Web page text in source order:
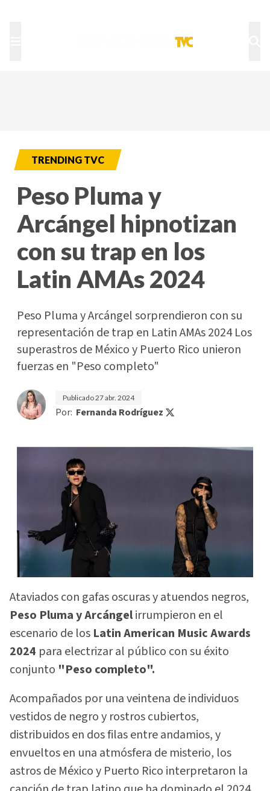
TRENDING TVC
Peso Pluma y
Arcángel hipnotizan
con su trap en los
Latin AMAs 2024
Peso Pluma y Arcángel sorprendieron con su
representación de trap en Latin AMAs 2024 Los
superastros de México y Puerto Rico unieron
fuerzas en "Peso completo"
Publicado27 abr. 2024
Por: Fernanda Rodríguez
Ataviados con gafas oscuras y atuendos negros,
Peso Pluma y Arcángelirrumpieron en el
escenario de los Latin American Music Awards
2024 para electrizar al público con su éxito
conjunto "Peso completo".
Acompañados por una veintena de individuos
vestidos de negro y rostros cubiertos,
distribuidos en dos filas entre andamios, y
envueltos en una atmósfera de misterio, los
astros de México y Puerto Rico interpretaron la